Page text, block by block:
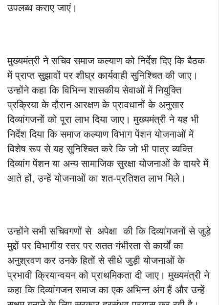
उपलब्ध कराए जाएं।
मुख्यमंत्री ने सचिव समाज कल्याण को निर्देश दिए कि बैठक
में प्राप्त सुझावों पर शीघ्र कार्यवाही सुनिश्चित की जाए।
उन्होंने कहा कि विभिन्न शासकीय सेवाओं में नियुक्ति
प्रक्रिया के दौरान आरक्षण के प्रावधानों के अनुसार
दिव्यांगजनों को पूरा लाभ दिया जाए। मुख्यमंत्री ने यह भी
निर्देश दिया कि समाज कल्याण विभाग पेंशन योजनाओं में
विशेष रूप से यह सुनिश्चित करे कि जो भी पात्र व्यक्ति
दिव्यांग पेंशन या अन्य सामाजिक सुरक्षा योजनाओं के दायरे में
आते हों, उन्हें योजनाओं का शत-प्रतिशत लाभ मिले।
उन्होंने सभी सचिवगणों से अपेक्षा की कि दिव्यांगजनों से जुड़े
मुद्दों पर विभागीय स्तर पर सतत गंभीरता से कार्यों का
अनुश्रवण कर उनके हितों से सीधे जुड़ी योजनाओं के
प्रभावी क्रियान्वयन को प्राथमिकता दी जाए। मुख्यमंत्री ने
कहा कि दिव्यांगजन समाज का एक अभिन्न अंग हैं और उन्हें